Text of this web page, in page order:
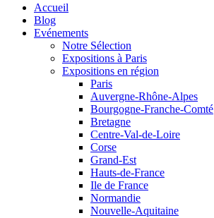
remonterAccueil
Blog
Evénements
Notre Sélection
Expositions à Paris
Expositions en région
Paris
Auvergne-Rhône-Alpes
Bourgogne-Franche-Comté
Bretagne
Centre-Val-de-Loire
Corse
Grand-Est
Hauts-de-France
Ile de France
Normandie
Nouvelle-Aquitaine